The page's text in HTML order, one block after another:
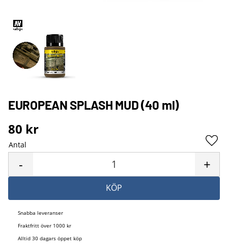
EUROPEAN SPLASH MUD (40 ml)
80 kr
Antal
+
-
KÖP
Snabba leveranser
Fraktfritt över 1000 kr
Alltid 30 dagars öppet köp